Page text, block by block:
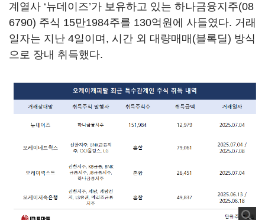
계열사 ‘뉴데이즈’가 보유하고 있는 하나금융지주(08
6790) 주식 15만1984주를 130억원에 사들였다. 거래
일자는 지난 4일이며, 시간 외 대량매매(블록딜) 방식
으로 장내 취득했다.